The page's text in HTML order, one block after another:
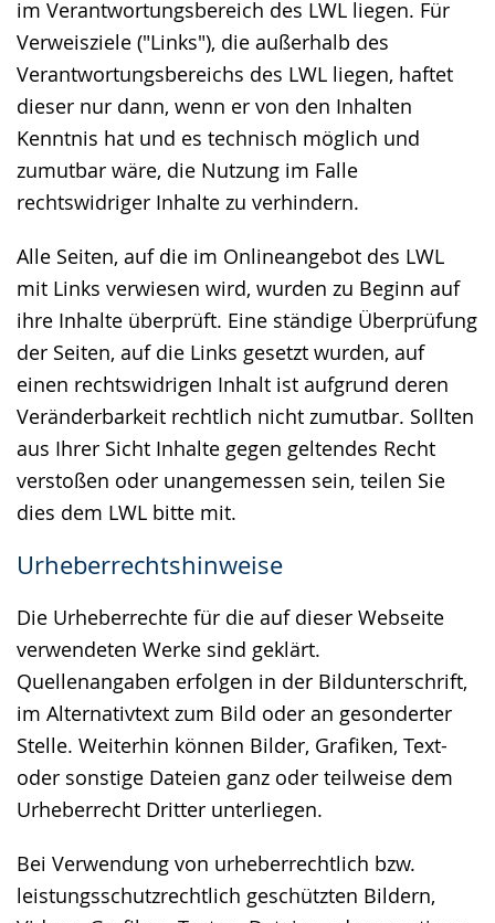
im Verantwortungsbereich des LWL liegen. Für
Verweisziele ("Links"), die außerhalb des
Verantwortungsbereichs des LWL liegen, haftet
dieser nur dann, wenn er von den Inhalten
Kenntnis hat und es technisch möglich und
zumutbar wäre, die Nutzung im Falle
rechtswidriger Inhalte zu verhindern.
Alle Seiten, auf die im Onlineangebot des LWL
mit Links verwiesen wird, wurden zu Beginn auf
ihre Inhalte überprüft. Eine ständige Überprüfung
der Seiten, auf die Links gesetzt wurden, auf
einen rechtswidrigen Inhalt ist aufgrund deren
Veränderbarkeit rechtlich nicht zumutbar. Sollten
aus Ihrer Sicht Inhalte gegen geltendes Recht
verstoßen oder unangemessen sein, teilen Sie
dies dem LWL bitte mit.
Urheberrechtshinweise
Die Urheberrechte für die auf dieser Webseite
verwendeten Werke sind geklärt.
Quellenangaben erfolgen in der Bildunterschrift,
im Alternativtext zum Bild oder an gesonderter
Stelle. Weiterhin können Bilder, Grafiken, Text-
oder sonstige Dateien ganz oder teilweise dem
Urheberrecht Dritter unterliegen.
Bei Verwendung von urheberrechtlich bzw.
leistungsschutzrechtlich geschützten Bildern,
angezeigt.